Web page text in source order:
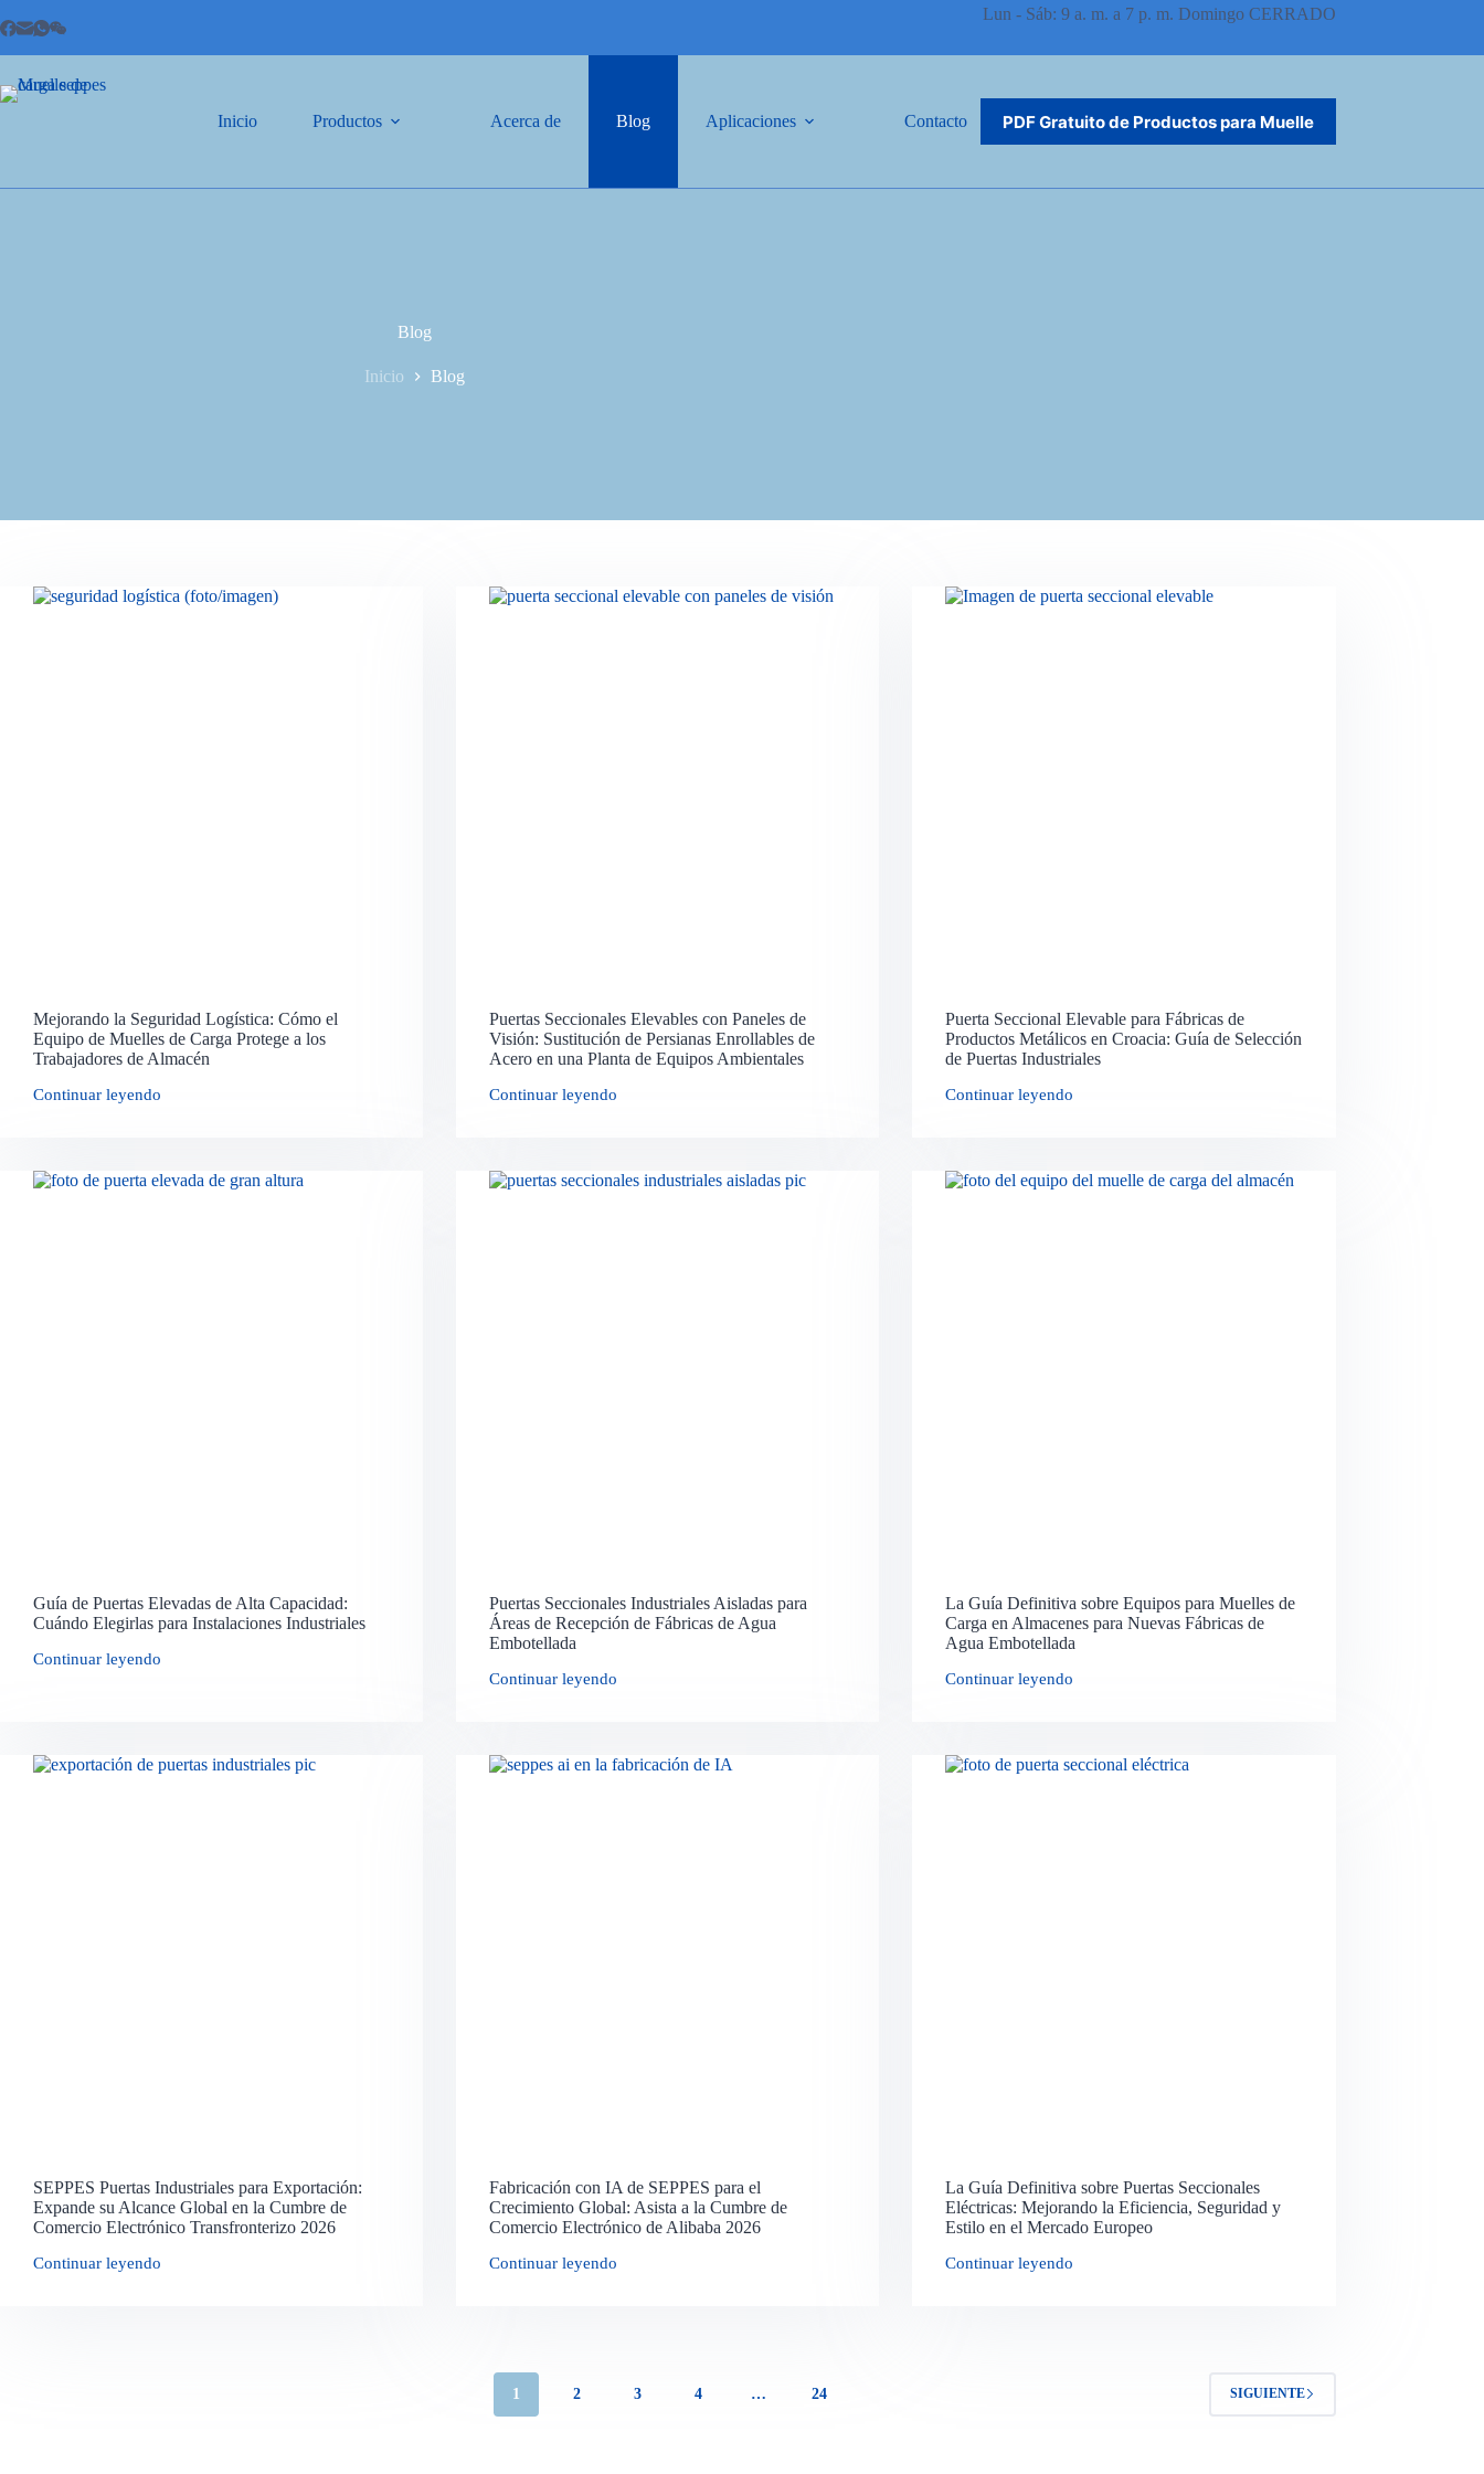
Lun - Sáb: 9 a. m. a 7 p. m. Domingo CERRADO
Inicio Productos Acerca de Blog Aplicaciones Contacto Español
PDF Gratuito de Productos para Muelle
Blog
Inicio Blog
Mejorando la Seguridad Logística: Cómo el
Equipo de Muelles de Carga Protege a los
Trabajadores de Almacén
Continuar leyendo
Puertas Seccionales Elevables con Paneles de
Visión: Sustitución de Persianas Enrollables de
Acero en una Planta de Equipos Ambientales
Continuar leyendo
Puerta Seccional Elevable para Fábricas de
Productos Metálicos en Croacia: Guía de Selección
de Puertas Industriales
Continuar leyendo
Guía de Puertas Elevadas de Alta Capacidad:
Cuándo Elegirlas para Instalaciones Industriales
Continuar leyendo
Puertas Seccionales Industriales Aisladas para
Áreas de Recepción de Fábricas de Agua
Embotellada
Continuar leyendo
La Guía Definitiva sobre Equipos para Muelles de
Carga en Almacenes para Nuevas Fábricas de
Agua Embotellada
Continuar leyendo
SEPPES Puertas Industriales para Exportación:
Expande su Alcance Global en la Cumbre de
Comercio Electrónico Transfronterizo 2026
Continuar leyendo
Fabricación con IA de SEPPES para el
Crecimiento Global: Asista a la Cumbre de
Comercio Electrónico de Alibaba 2026
Continuar leyendo
La Guía Definitiva sobre Puertas Seccionales
Eléctricas: Mejorando la Eficiencia, Seguridad y
Estilo en el Mercado Europeo
Continuar leyendo
1 2 3 4 … 24 SIGUIENTE